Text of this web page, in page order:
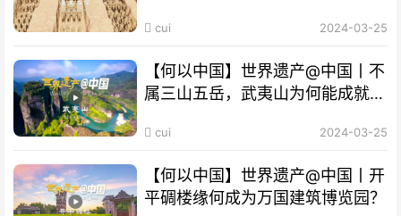
cui 2024-03-25
【何以中国】世界遗产@中国丨不
属三山五岳，武夷山为何能成就
cui 2024-03-25
【何以中国】世界遗产@中国丨开
平碉楼缘何成为万国建筑博览园？